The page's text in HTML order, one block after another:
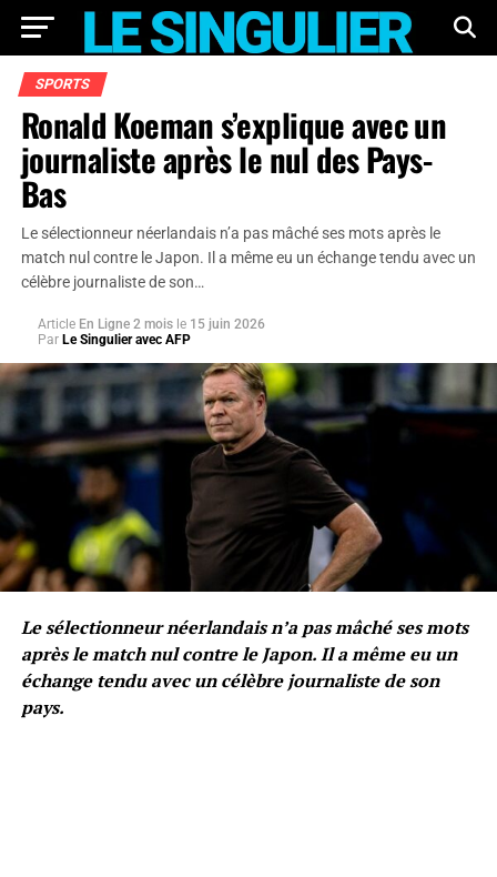
SPORTS
Ronald Koeman s’explique avec un
journaliste après le nul des Pays-
Bas
Le sélectionneur néerlandais n’a pas mâché ses mots après le
match nul contre le Japon. Il a même eu un échange tendu avec un
célèbre journaliste de son…
Article En Ligne 2 mois le 15 juin 2026
Par Le Singulier avec AFP
Le sélectionneur néerlandais n’a pas mâché ses mots
après le match nul contre le Japon. Il a même eu un
échange tendu avec un célèbre journaliste de son
pays.